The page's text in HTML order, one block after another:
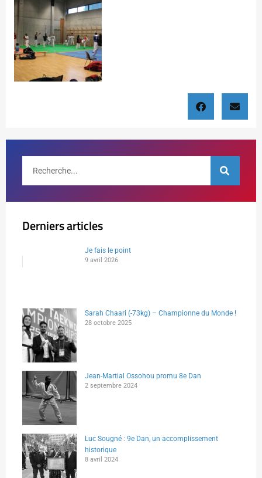
Derniers articles
Je fais le point
9 avril 2026
Sarah Chaari (-73kg) – Championne du Monde !
28 octobre 2025
Jean-Martial Ossohou promu 8e Dan
2 septembre 2024
Luc Sougné : 9e Dan, un accomplissement
historique
8 avril 2024